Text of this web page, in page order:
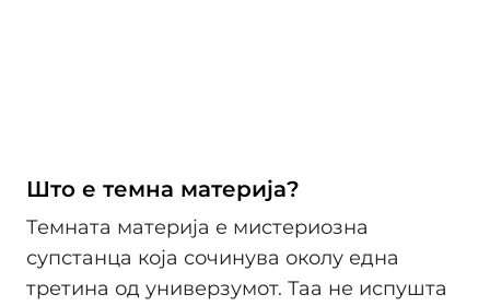
Што е темна материја?
Темната материја е мистериозна
супстанца која сочинува околу една
третина од универзумот. Таа не испушта